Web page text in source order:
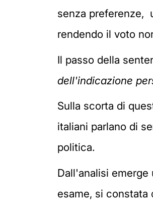
senza preferenze,
rendendo il voto
Il passo della
dell'indicazione
Sulla scorta di
italiani parlano di
politica.
Dall'analisi
esame, si